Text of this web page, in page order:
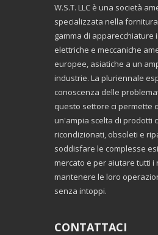
W.S.T. LLC è una società
specializzata nella
gamma di apparecchiature
elettriche e meccaniche
europee, asiatiche a un
industrie. La pluriennale
conoscenza delle
questo settore ci permette
un'ampia scelta di prodotti
ricondizionati, obsoleti e
soddisfare le complesse
mercato e per aiutare tutti i
mantenere le loro
senza intoppi.
CONTATTACI